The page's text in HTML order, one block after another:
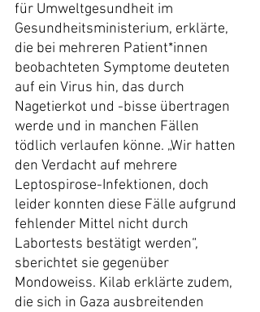
für Umweltgesundheit im
Gesundheitsministerium, erklärte,
die bei mehreren Patient*innen
beobachteten Symptome deuteten
auf ein Virus hin, das durch
Nagetierkot und -bisse übertragen
werde und in manchen Fällen
tödlich verlaufen könne. „Wir hatten
den Verdacht auf mehrere
Leptospirose-Infektionen, doch
leider konnten diese Fälle aufgrund
fehlender Mittel nicht durch
Labortests bestätigt werden“,
sberichtet sie gegenüber
Mondoweiss. Kilab erklärte zudem,
die sich in Gaza ausbreitenden